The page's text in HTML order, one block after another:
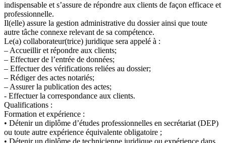
indispensable et s’assure de répondre aux clients de façon efficace et
professionnelle.
Il(elle) assure la gestion administrative du dossier ainsi que toute
autre tâche connexe relevant de sa compétence.
Le(a) collaborateur(trice) juridique sera appelé à :
– Accueillir et répondre aux clients;
– Effectuer de l’entrée de données;
– Effectuer des vérifications reliées au dossier;
– Rédiger des actes notariés;
– Assurer la publication des actes;
- Effectuer la correspondance aux clients.
Qualifications :
Formation et expérience :
• Détenir un diplôme d’études professionnelles en secrétariat (DEP)
ou toute autre expérience équivalente obligatoire ;
• Détenir un diplôme de technicienne juridique ou expérience dans